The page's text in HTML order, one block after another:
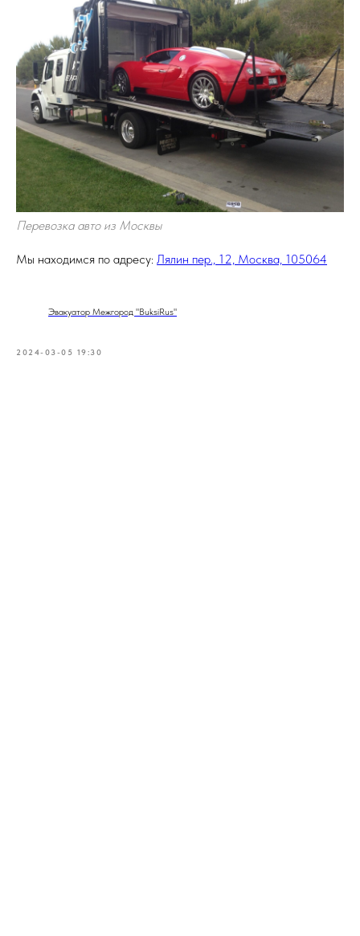
Перевозка авто из Москвы
Мы находимся по адресу: Лялин пер., 12, Москва, 105064
Эвакуатор Межгород "BuksiRus"
2024-03-05 19:30